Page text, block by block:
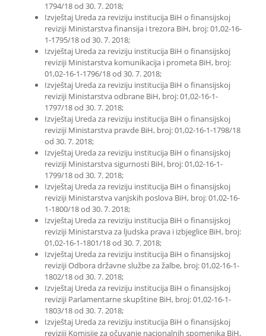
1794/18 od 30. 7. 2018;
Izvještaj Ureda za reviziju institucija BiH o finansijskoj
reviziji Ministarstva finansija i trezora BiH, broj: 01,02-16-
1-1795/18 od 30. 7. 2018;
Izvještaj Ureda za reviziju institucija BiH o finansijskoj
reviziji Ministarstva komunikacija i prometa BiH, broj:
01,02-16-1-1796/18 od 30. 7. 2018;
Izvještaj Ureda za reviziju institucija BiH o finansijskoj
reviziji Ministarstva odbrane BiH, broj: 01,02-16-1-
1797/18 od 30. 7. 2018;
Izvještaj Ureda za reviziju institucija BiH o finansijskoj
reviziji Ministarstva pravde BiH, broj: 01,02-16-1-1798/18
od 30. 7. 2018;
Izvještaj Ureda za reviziju institucija BiH o finansijskoj
reviziji Ministarstva sigurnosti BiH, broj: 01,02-16-1-
1799/18 od 30. 7. 2018;
Izvještaj Ureda za reviziju institucija BiH o finansijskoj
reviziji Ministarstva vanjskih poslova BiH, broj: 01,02-16-
1-1800/18 od 30. 7. 2018;
Izvještaj Ureda za reviziju institucija BiH o finansijskoj
reviziji Ministarstva za ljudska prava i izbjeglice BiH, broj:
01,02-16-1-1801/18 od 30. 7. 2018;
Izvještaj Ureda za reviziju institucija BiH o finansijskoj
reviziji Odbora državne službe za žalbe, broj: 01,02-16-1-
1802/18 od 30. 7. 2018;
Izvještaj Ureda za reviziju institucija BiH o finansijskoj
reviziji Parlamentarne skupštine BiH, broj: 01,02-16-1-
1803/18 od 30. 7. 2018;
Izvještaj Ureda za reviziju institucija BiH o finansijskoj
reviziji Komisije za očuvanje nacionalnih spomenika BiH,